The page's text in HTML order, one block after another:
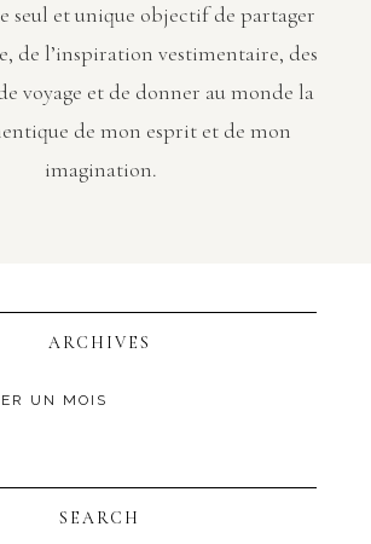
seul et unique objectif de partager
de l’inspiration vestimentaire, des
voyage et de donner au monde la
de mon esprit et de mon
imagination.
ARCHIVES
SEARCH